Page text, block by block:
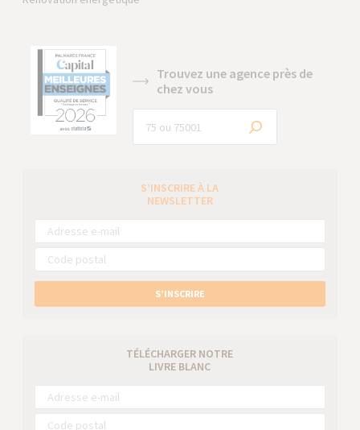
Trouvez une agence près de
chez vous
S’INSCRIRE À LA
NEWSLETTER
S’INSCRIRE
TÉLÉCHARGER NOTRE
LIVRE BLANC